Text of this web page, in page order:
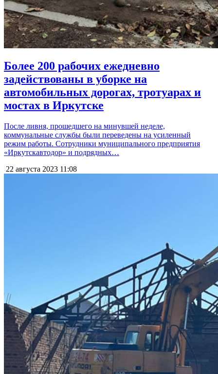
Более 200 рабочих ежедневно
задействованы в уборке на
автомобильных дорогах, тротуарах и
мостах в Иркутске
После ливня, прошедшего на минувшей неделе,
коммунальные службы были переведены на усиленный
режим работы. Сотрудники муниципального предприятия
«Иркутскавтодор» и подрядных…
22 августа 2023 11:08